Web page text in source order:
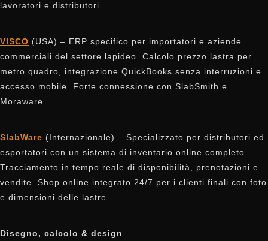
lavoratori e distributori.
VISCO (USA) – ERP specifico per importatori e aziende
commerciali del settore lapideo. Calcolo prezzo lastra per
metro quadro, integrazione QuickBooks senza interruzioni e
accesso mobile. Forte connessione con SlabSmith e
Moraware.
SlabWare (Internazionale) – Specializzato per distributori ed
esportatori con un sistema di inventario online completo.
Tracciamento in tempo reale di disponibilità, prenotazioni e
vendite. Shop online integrato 24/7 per i clienti finali con foto
e dimensioni delle lastre.
Disegno, calcolo & design